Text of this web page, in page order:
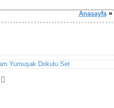
Anasayfa »